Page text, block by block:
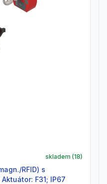
skladem (18)
F31; IP67